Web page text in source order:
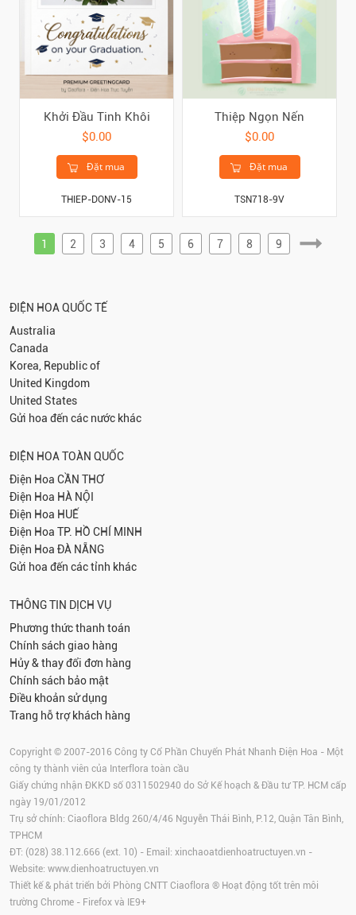
Khởi Đầu Tinh Khôi
$0.00
Đặt mua
THIEP-DONV-15
Thiệp Ngọn Nến
$0.00
Đặt mua
TSN718-9V
1 2 3 4 5 6 7 8 9
ĐIỆN HOA QUỐC TẾ
Australia
Canada
Korea, Republic of
United Kingdom
United States
Gửi hoa đến các nước khác
ĐIỆN HOA TOÀN QUỐC
Điện Hoa CẦN THƠ
Điện Hoa HÀ NỘI
Điện Hoa HUẾ
Điện Hoa TP. HỒ CHÍ MINH
Điện Hoa ĐÀ NẴNG
Gửi hoa đến các tỉnh khác
THÔNG TIN DỊCH VỤ
Phương thức thanh toán
Chính sách giao hàng
Hủy & thay đổi đơn hàng
Chính sách bảo mật
Điều khoản sử dụng
Trang hỗ trợ khách hàng
Copyright © 2007-2016 Công ty Cổ Phần Chuyển Phát Nhanh Điện Hoa - Một
công ty thành viên của Interflora toàn cầu
Giấy chứng nhận ĐKKD số 0311502940 do Sở Kế hoạch & Đầu tư TP. HCM cấp
ngày 19/01/2012
Trụ sở chính: Ciaoflora Bldg 260/4/46 Nguyễn Thái Bình, P.12, Quận Tân Bình,
TPHCM
ĐT: (028) 38.112.666 (ext. 10) - Email: xinchaoatdienhoatructuyen.vn -
Website: www.dienhoatructuyen.vn
Thiết kế & phát triển bởi Phòng CNTT Ciaoflora ® Hoạt động tốt trên môi
trường Chrome - Firefox và IE9+